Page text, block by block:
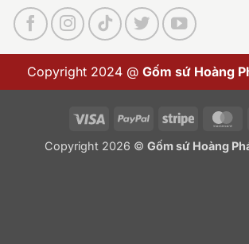
Copyright 2024 @ Gốm sứ Hoàng
Visa PayPal Stripe
Copyright 2026 © Gốm sứ Hoàng